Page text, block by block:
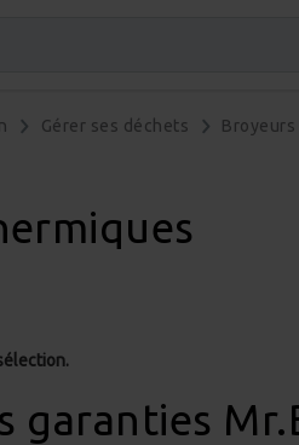
Gérer ses déchets
garanties